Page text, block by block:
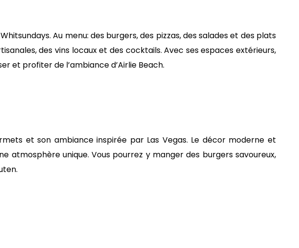
Au menu: des burgers, des pizzas, des salades et des plats
des vins locaux et des cocktails. Avec ses espaces extérieurs,
et profiter de l’ambiance d’Airlie Beach.
et son ambiance inspirée par Las Vegas. Le décor moderne et
atmosphère unique. Vous pourrez y manger des burgers savoureux,